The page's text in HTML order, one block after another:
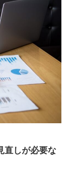
直しが必要な